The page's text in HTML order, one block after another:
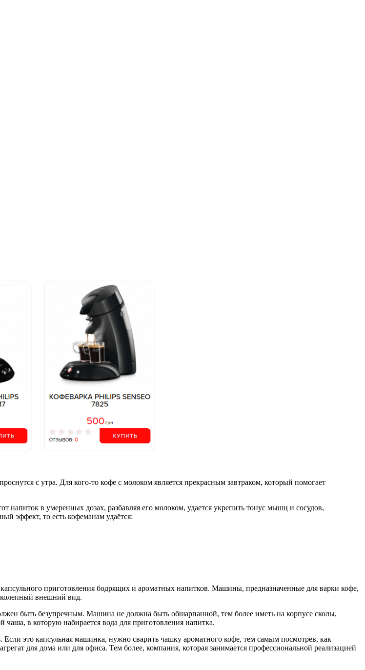
с утра. Для кого-то кофе с молоком является прекрасным завтраком, который помогает
напиток в умеренных дозах, разбавляя его молоком, удается укрепить тонус мышц и сосудов,
эффект, то есть кофеманам удаётся:
приготовления бодрящих и ароматных напитков. Машины, предназначенные для варки кофе,
внешний вид.
быть безупречным. Машина не должна быть обшарпанной, тем более иметь на корпусе сколы,
в которую набирается вода для приготовления напитка.
это капсульная машинка, нужно сварить чашку ароматного кофе, тем самым посмотрев, как
для дома или для офиса. Тем более, компания, которая занимается профессиональной реализацией